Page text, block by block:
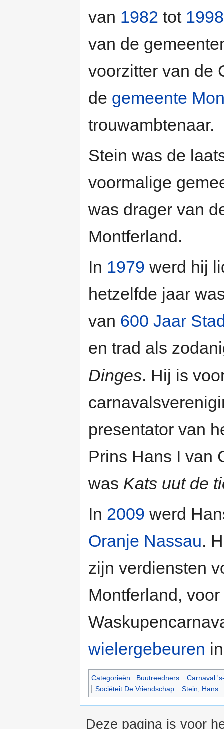
van 1982 tot 1998
van de
voorzitter van de
de gemeente
trouwambtenaar.
Stein was de
voormalige
was drager van
Montferland.
In 1979 werd hij
hetzelfde jaar
van 600 Jaar
en trad als
Dinges. Hij is
presentator van
Prins Hans I van
was Kats uut de
In 2009 werd
Oranje Nassau.
zijn verdiensten
Montferland,
wielergebeuren
Categorieën: Buutreedners
Carnaval
Sociëteit De Vriendschap
Stein, Hans
Deze pagina is voor